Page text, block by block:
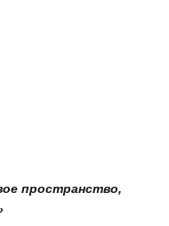
пространство,